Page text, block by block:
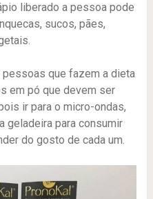
liberado a pessoa pode
sucos, pães,
que fazem a dieta
em pó que devem ser
ir para o micro-ondas,
geladeira para consumir
do gosto de cada um.